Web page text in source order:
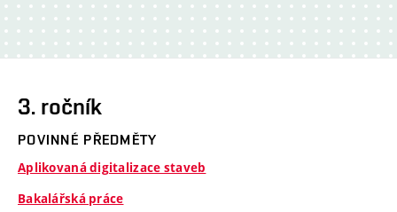
3. ročník
POVINNÉ PŘEDMĚTY
Aplikovaná digitalizace staveb
Bakalářská práce